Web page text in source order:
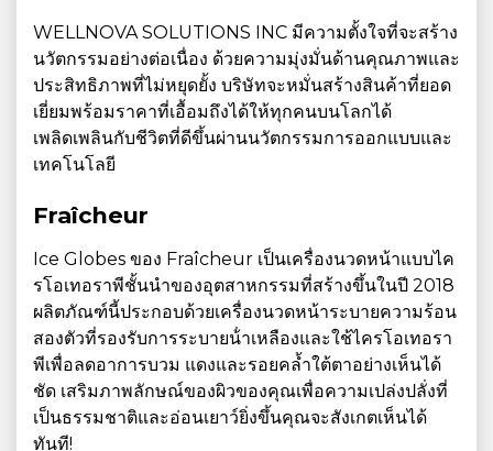
WELLNOVA SOLUTIONS INC มีความตั้งใจที่จะสร้าง
นวัตกรรมอย่างต่อเนื่อง ด้วยความมุ่งมั่นด้านคุณภาพและ
ประสิทธิภาพที่ไม่หยุดยั้ง บริษัทจะหมั่นสร้างสินค้าที่ยอด
เยี่ยมพร้อมราคาที่เอื้อมถึงได้ให้ทุกคนบนโลกได้
เพลิดเพลินกับชีวิตที่ดีขึ้นผ่านนวัตกรรมการออกแบบและ
เทคโนโลยี
Fraîcheur
Ice Globes ของ Fraîcheur เป็นเครื่องนวดหน้าแบบไค
รโอเทอราพีชั้นนําของอุตสาหกรรมที่สร้างขึ้นในปี 2018
ผลิตภัณฑ์นี้ประกอบด้วยเครื่องนวดหน้าระบายความร้อน
สองตัวที่รองรับการระบายน้ําเหลืองและใช้ไครโอเทอรา
พีเพื่อลดอาการบวม แดงและรอยคล้ำใต้ตาอย่างเห็นได้
ชัด เสริมภาพลักษณ์ของผิวของคุณเพื่อความเปล่งปลั่งที่
เป็นธรรมชาติและอ่อนเยาว์ยิ่งขึ้นคุณจะสังเกตเห็นได้
ทันที!